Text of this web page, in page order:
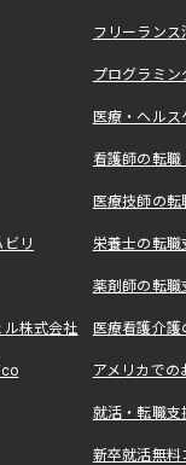
フリーラン
プログラミ
医療・ヘル
看護師の転
医療技師の
リ 栄養士の転
薬剤師の転
株式会社 医療看護介
アメリカで
就活・転職
新卒就活無料